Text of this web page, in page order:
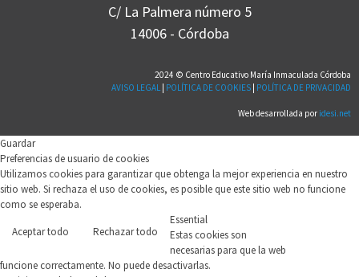
C/ La Palmera número 5
14006 - Córdoba
2024 © Centro Educativo María Inmaculada Córdoba
AVISO LEGAL | POLÍTICA DE COOKIES | POLÍTICA DE PRIVACIDAD
Web desarrollada por idesi.net
Guardar
Preferencias de usuario de cookies
Utilizamos cookies para garantizar que obtenga la mejor experiencia en nuestro
sitio web. Si rechaza el uso de cookies, es posible que este sitio web no funcione
como se esperaba.
Aceptar todo
Rechazar todo
Essential
Estas cookies son
necesarias para que la web
funcione correctamente. No puede desactivarlas.